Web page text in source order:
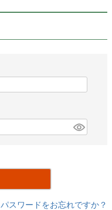
パスワードをお忘れですか？